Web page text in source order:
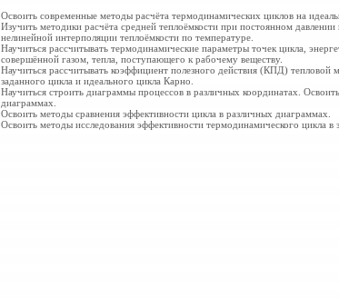
Освоить современные методы расчёта термодинамических циклов на
Изучить методики расчёта средней теплоёмкости при постоянном
нелинейной интерполяции теплоёмкости по температуре.
Научиться рассчитывать термодинамические параметры точек цикла,
совершённой газом, тепла, поступающего к рабочему веществу.
Научиться рассчитывать коэффициент полезного действия (КПД)
заданного цикла и идеального цикла Карно.
Научиться строить диаграммы процессов в различных координатах.
диаграммах.
Освоить методы сравнения эффективности цикла в различных диаграммах.
Освоить методы исследования эффективности термодинамического цикла в